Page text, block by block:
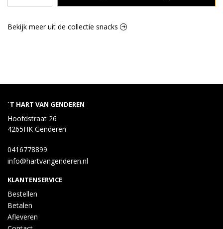
Bekijk meer uit de collectie snacks
´T HART VAN GENDEREN
Hoofdstraat 26
4265HK Genderen
0416778899
info@hartvangenderen.nl
KLANTENSERVICE
Bestellen
Betalen
Afleveren